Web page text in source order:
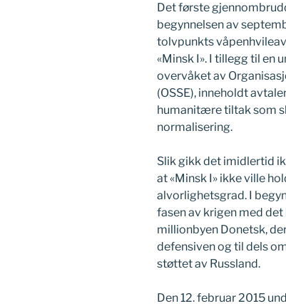
Det første
begynnelsen av
tolvpunkts
«Minsk I». I tillegg til en
overvåket av
(OSSE), inneholdt
humanitære tiltak som
normalisering.
Slik gikk det imidlertid
at «Minsk I» ikke ville
alvorlighetsgrad. I
fasen av krigen med
millionbyen Donetsk,
defensiven og til dels
støttet av Russland.
Den 12. februar 2015